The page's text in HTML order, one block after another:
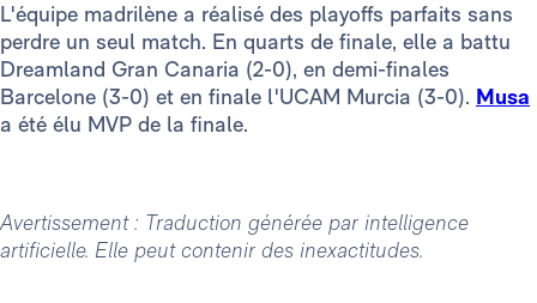
L'équipe madrilène a réalisé des playoffs parfaits sans
perdre un seul match. En quarts de finale, elle a battu
Dreamland Gran Canaria (2-0), en demi-finales
Barcelone (3-0) et en finale l'UCAM Murcia (3-0). Musa
a été élu MVP de la finale.
Avertissement : Traduction générée par intelligence
artificielle. Elle peut contenir des inexactitudes.